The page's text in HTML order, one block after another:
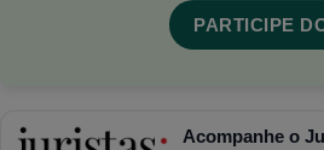
PARTICIPE
Acompanhe o